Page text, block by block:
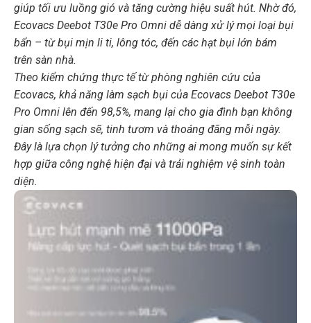
giúp tối ưu luồng gió và tăng cường hiệu suất hút. Nhờ đó,
Ecovacs Deebot T30e Pro Omni dễ dàng xử lý mọi loại bụi
bẩn – từ bụi mịn li ti, lông tóc, đến các hạt bụi lớn bám
trên sàn nhà.
Theo kiểm chứng thực tế từ phòng nghiên cứu của
Ecovacs, khả năng làm sạch bụi của Ecovacs Deebot T30e
Pro Omni lên đến 98,5%, mang lại cho gia đình bạn không
gian sống sạch sẽ, tinh tươm và thoáng đãng mỗi ngày.
Đây là lựa chọn lý tưởng cho những ai mong muốn sự kết
hợp giữa công nghệ hiện đại và trải nghiệm vệ sinh toàn
diện.